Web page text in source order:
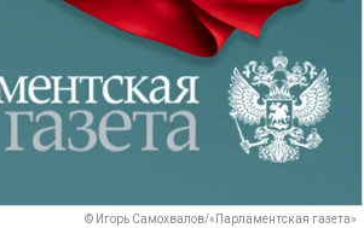
© Игорь Самохвалов/«Парламентская газета»